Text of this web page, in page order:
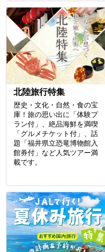
北陸旅行特集
歴史・文化・自然・食の宝
庫！旅の思い出に「体験プ
ラン付」、絶品海鮮を満喫
「グルメチケット付」、話
題「福井県立恐竜博物館入
館券付」など人気ツアー満
載です。